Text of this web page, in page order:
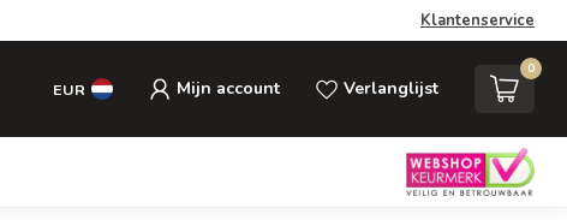
Klantenservice
EUR Mijn account Verlanglijst
0